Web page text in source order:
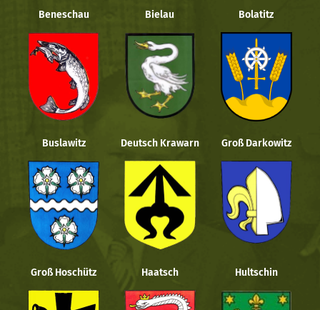
Beneschau Bielau Bolatitz
Buslawitz Deutsch Krawarn Groß Darkowitz
Groß Hoschütz Haatsch Hultschin